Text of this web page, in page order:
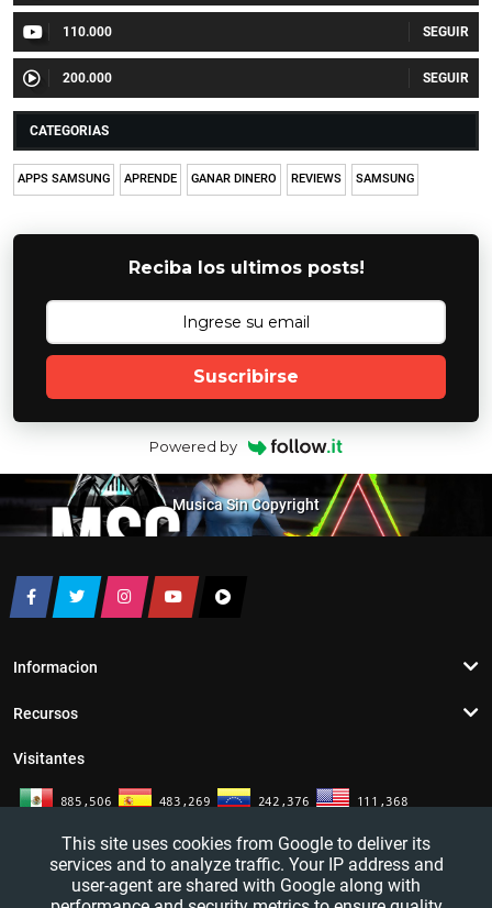
110.000
200.000
CATEGORIAS
APPS SAMSUNG APRENDE GANAR DINERO REVIEWS SAMSUNG
Reciba los ultimos posts!
Suscribirse
Powered by
Musica Sin Copyright
Informacion
Recursos
Visitantes
This site uses cookies from Google to deliver its
services and to analyze traffic. Your IP address and
user-agent are shared with Google along with